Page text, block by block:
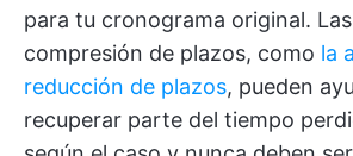
para tu cronograma original.
compresión de plazos, como la
reducción de plazos, pueden
recuperar parte del tiempo